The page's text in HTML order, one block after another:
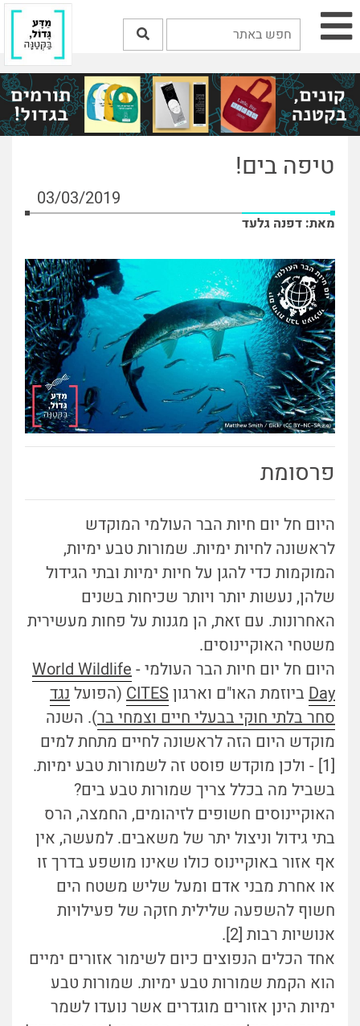
טיפה בים!
03/03/2019
מאת: דפנה גלעד
פרסומת
היום חל יום חיות הבר העולמי המוקדש
לראשונה לחיות ימיות. שמורות טבע ימיות,
המוקמות כדי להגן על חיות ימיות ובתי הגידול
שלהן, נעשות יותר ויותר שכיחות בשנים
האחרונות. עם זאת, הן מגנות על פחות מעשירית
משטחי האוקיינוסים.
היום חל יום חיות הבר העולמי - World Wildlife
Day ביוזמת האו"ם וארגון CITES (הפועל נגד
סחר בלתי חוקי בבעלי חיים וצמחי בר). השנה
מוקדש היום הזה לראשונה לחיים מתחת למים
[1] - ולכן מוקדש פוסט זה לשמורות טבע ימיות.
בשביל מה בכלל צריך שמורות טבע בים?
האוקיינוסים חשופים לזיהומים, החמצה, הרס
בתי גידול וניצול יתר של משאבים. למעשה, אין
אף אזור באוקיינוס כולו שאינו מושפע בדרך זו
או אחרת מבני אדם ומעל שליש משטח הים
חשוף להשפעה שלילית חזקה של פעילויות
אנושיות רבות [2].
אחד הכלים הנפוצים כיום לשימור אזורים ימיים
הוא הקמת שמורות טבע ימיות. שמורות טבע
ימיות הינן אזורים מוגדרים אשר נועדו לשמר